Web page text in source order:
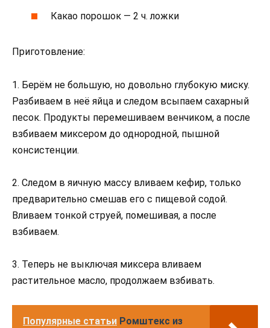
Какао порошок — 2 ч. ложки
Приготовление:
1. Берём не большую, но довольно глубокую миску.
Разбиваем в неё яйца и следом всыпаем сахарный
песок. Продукты перемешиваем венчиком, а после
взбиваем миксером до однородной, пышной
консистенции.
2. Следом в яичную массу вливаем кефир, только
предварительно смешав его с пищевой содой.
Вливаем тонкой струей, помешивая, а после
взбиваем.
3. Теперь не выключая миксера вливаем
растительное масло, продолжаем взбивать.
Популярные статьи Ромштекс из